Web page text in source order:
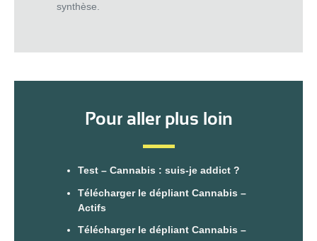
synthèse.
Pour aller plus loin
Test – Cannabis : suis-je addict ?
Télécharger le dépliant Cannabis –
Actifs
Télécharger le dépliant Cannabis –